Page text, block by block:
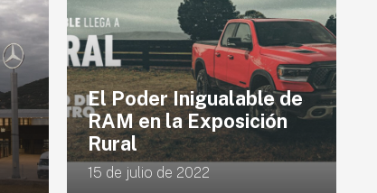
El Poder Inigualable de
RAM en la Exposición
Rural
15 de julio de 2022